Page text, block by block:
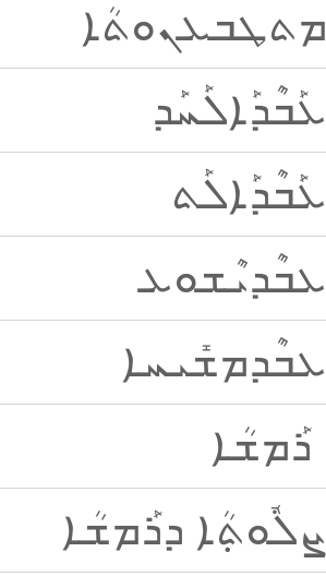
ܡܬܛܒܥܢܘܬܳܐ
ܥܰܒܶܕܰܐܠܰܚܰܕ
ܥܰܒܶܕܰܐܠܰܬ
ܥܒܶܕܝܶܫܘܥ
ܥܒܶܕܡܫܺܝܚܐ
ܪܰܡܫܳܐ
ܨܠܽܘܬ݂ܳܐ ܕܪܰܡܫܳܐ